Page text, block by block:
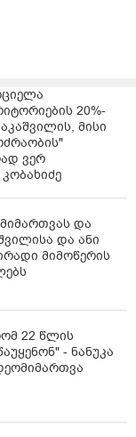
სკოლის
ამას
რაც
20%-
მისი
ვერ
მიმართვას და
და ანი
მიმოწერის
22 წლის
- ნანუკა